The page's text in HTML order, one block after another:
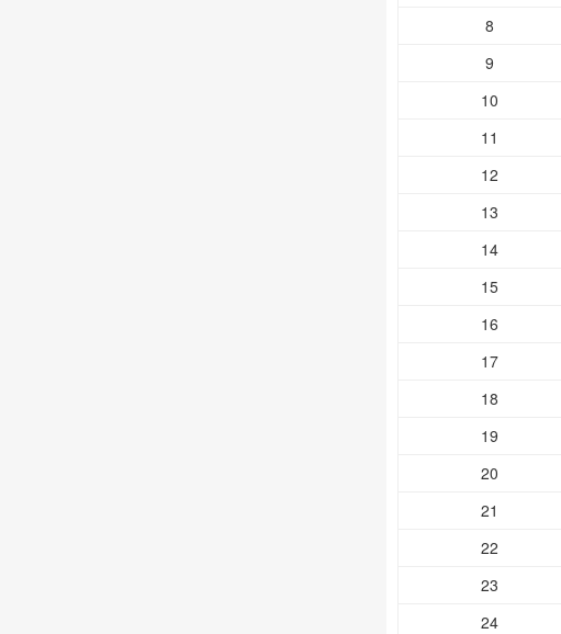
8
9
10
11
12
13
14
15
16
17
18
19
20
21
22
23
24